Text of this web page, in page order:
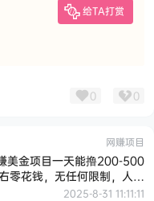
给TA打赏
0 0
网赚项目
美金项目一天能撸200-500
零花钱，无任何限制，人人
可做，简单快捷，可批量复制
2025-8-31 11:11:11